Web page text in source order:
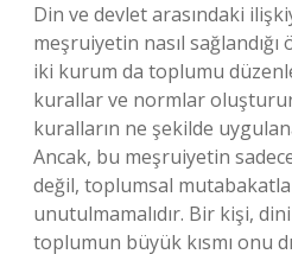
Din ve devlet arasındaki
meşruiyetin nasıl
iki kurum da toplumu
kurallar ve normlar
kuralların ne şekilde
Ancak, bu meşruiyetin
değil, toplumsal
unutulmamalıdır. Bir kişi,
toplumun büyük kısmı onu